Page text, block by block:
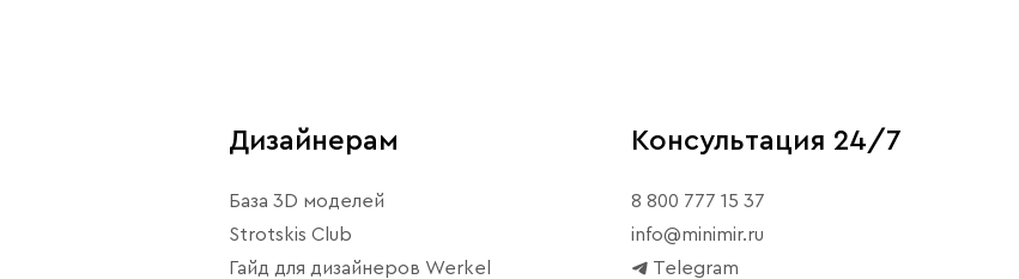
Дизайнерам
База 3D моделей
Strotskis Club
Гайд для дизайнеров Werkel
Консультация 24/7
8 800 777 15 37
info@minimir.ru
Telegram